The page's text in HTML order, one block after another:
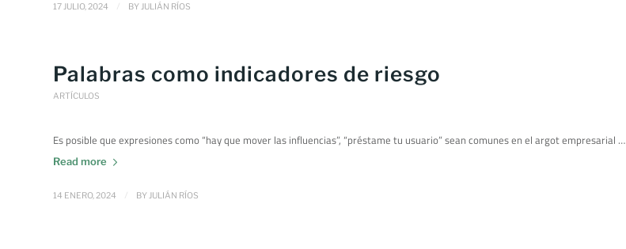
17 JULIO, 2024 BYJULIÁN RÍOS
Palabras como indicadores de riesgo
ARTÍCULOS
Es posible que expresiones como “hay que mover las influencias”, “préstame tu usuario” sean comunes en el argot empresarial …
Read more
14 ENERO, 2024 BYJULIÁN RÍOS